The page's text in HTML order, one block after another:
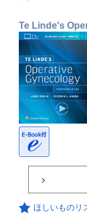
Te Linde's
ほしいものリ